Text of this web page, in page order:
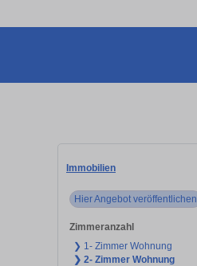
Immobilien
Hier Angebot veröffentlichen
Zimmeranzahl
❯ 1- Zimmer Wohnung
❯ 2- Zimmer Wohnung